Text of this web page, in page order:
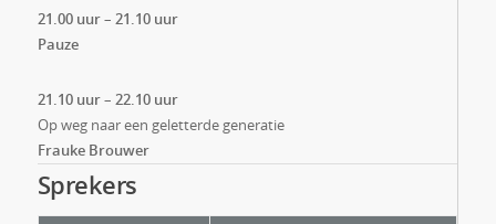
21.00 uur – 21.10 uur
Pauze
21.10 uur – 22.10 uur
Op weg naar een geletterde generatie
Frauke Brouwer
Sprekers